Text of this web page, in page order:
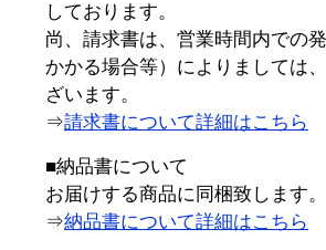
しております。
尚、請求書は、営業時間内での
かかる場合等）によりましては
ざいます。
⇒請求書について詳細はこちら
■納品書について
お届けする商品に同梱致します。
⇒納品書について詳細はこちら